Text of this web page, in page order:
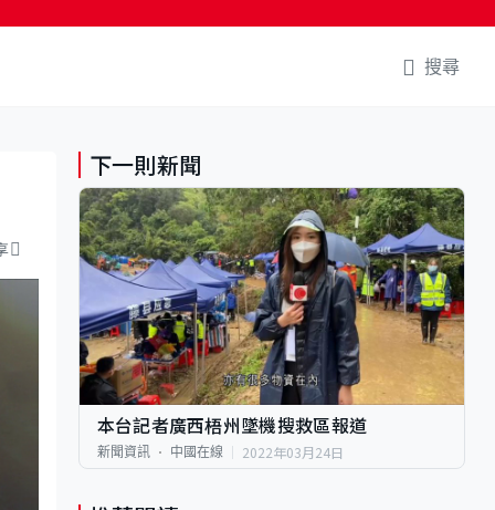
搜尋
下一則新聞
本台記者廣西梧州墜機搜救區報道
新聞資訊 中國在線 2022年03月24日